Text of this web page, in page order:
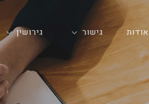
אודות גישור גירושין